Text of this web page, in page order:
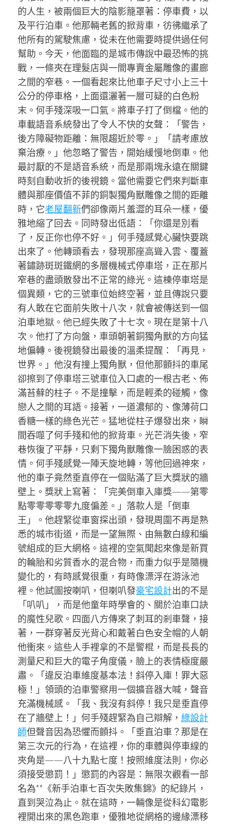
的人生，被兩個巨大的陰影籠罩著：停車費，以
及平行泊車。他那輛老舊的掀背車，彷彿繼承了
他所有的駕駛焦慮，從未在他需要時提供過任何
幫助。今天，他面臨的是城市傳說中最恐怖的挑
戰，一條夾在理髮店與一間專賣金屬雕像的畫廊
之間的窄巷。一個看起來比他車子尺寸小上三十
公分的停車格，上面還灑著一層可疑的白色粉
末。何手殘深吸一口氣。將車子打了倒檔。他的
車載語音系統發出了令人不快的女聲：「警告，
後方障礙物距離：無限趨近於零。」「請考慮放
棄治療。」他忽略了警告，開始緩慢地倒車。他
最討厭的不是語音系統，而是那兩塊永遠在關鍵
時刻自動收折的後視鏡。當他需要它們來判斷車
體與那座價值不菲的銅製獨角獸雕像之間的距離
時，它老屋翻新們卻像兩片羞澀的耳朵一樣，優
雅地縮了回去。同時發出低語：「你還是別看
了，反正你也停不好。」何手殘感覺心臟快要跳
出來了。他轉頭看去，發現那座高聳入雲、覆蓋
著鏽跡斑斑鐵網的多層機械式停車塔，正在那片
窄巷的盡頭散發出不正常的綠光。這棟停車塔是
個異類，它的三號車位始終空著，並且傳說只要
有人敢在它面前失敗十八次，就會被傳送到一個
泊車地獄。他已經失敗了十七次。現在是第十八
次。他打了方向盤，車頭朝著銅獨角獸的方向猛
地偏轉。後視鏡發出最後的溫柔提醒：「再見，
世界。」他沒有撞上獨角獸，但他那顫抖的車尾
卻擦到了停車塔三號車位入口處的一根古老、佈
滿苔蘚的柱子。不是撞擊，而是輕柔的碰觸，像
戀人之間的耳語。接著，一道濃郁的、像薄荷口
香糖一樣的綠色光芒。猛地從柱子爆發出來，瞬
間吞噬了何手殘和他的掀背車。光芒消失後，窄
巷恢復了平靜，只剩下獨角獸雕像一臉困惑的表
情。何手殘感覺一陣天旋地轉，等他回過神來，
他的車子竟然垂直停在一個貼滿了巨大獎狀的牆
壁上。獎狀上寫著：「完美倒車入庫獎——第零
點零零零零零九度偏差。」落款人是「倒車
王」。他趕緊從車窗探出頭，發現周圍不再是熟
悉的城市街道，而是一望無際、由無數白線和編
號組成的巨大網格。這裡的空氣聞起來像是新買
的輪胎和劣質香水的混合物，而重力似乎是隨機
變化的，有時感覺很重，有時像漂浮在游泳池
裡。他試圖按喇叭，但喇叭發豪宅設計出的不是
「叭叭」，而是他童年時學會的、關於泊車口訣
的魔性兒歌。四面八方傳來了刺耳的剎車聲，接
著，一群穿著反光背心和戴著白色安全帽的人朝
他衝來。這些人手裡拿的不是警棍，而是長長的
測量尺和巨大的電子角度儀，臉上的表情極度嚴
肅。「違反泊車維度基本法！斜停入庫！罪大惡
極！」領頭的泊車警察用一個擴音器大喊，聲音
充滿機械感。「我、我沒有斜停！我只是垂直停
在了牆壁上！」何手殘趕緊為自己辯解， 綠設計
師但聲音因為恐懼而顫抖。「垂直泊車？那是在
第三次元的行為，在這裡，你的車體與停車線的
夾角是——八十九點七度！按照維度法則，你必
須接受懲罰！」懲罰的內容是：無限次觀看一部
名為**《新手泊車七百次失敗集錦》的紀錄片，
直到哭泣為止。就在這時，一輛像是從科幻電影
裡開出來的黑色跑車，優雅地從網格的邊緣漂移